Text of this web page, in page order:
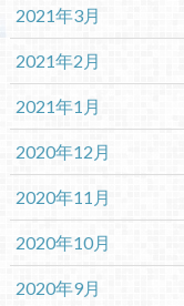
2021年3月
2021年2月
2021年1月
2020年12月
2020年11月
2020年10月
2020年9月